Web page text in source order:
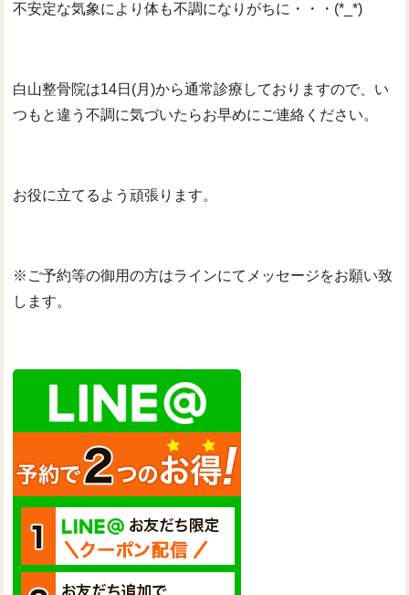
不安定な気象により体も不調になりがちに・・・(*_*)
白山整骨院は14日(月)から通常診療しておりますので、い
つもと違う不調に気づいたらお早めにご連絡ください。
お役に立てるよう頑張ります。
※ご予約等の御用の方はラインにてメッセージをお願い致
します。